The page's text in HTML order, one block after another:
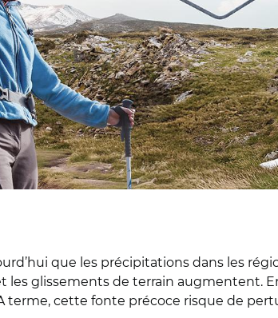
que les précipitations dans les
les glissements de terrain augmentent.
terme, cette fonte précoce risque de